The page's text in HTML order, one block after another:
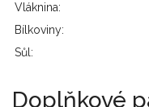
Vláknina:
Bílkoviny:
Sůl:
Doplňkové